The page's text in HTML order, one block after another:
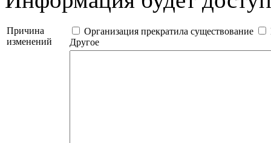
Причина
изменений
Организация прекратила существование
Другое